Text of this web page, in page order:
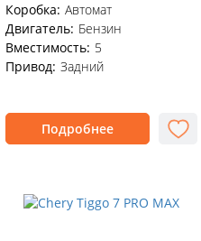
Коробка: Автомат
Двигатель: Бензин
Вместимость: 5
Привод: Задний
Подробнее